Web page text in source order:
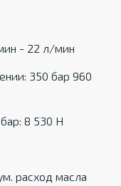
- 22 л/мин
350 бар 960
8 530 Н
расход масла